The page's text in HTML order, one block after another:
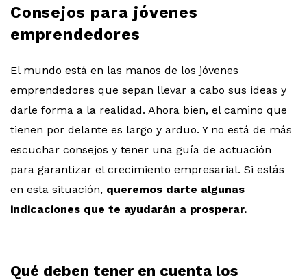
g
Consejos para jóvenes
emprendedores
El mundo está en las manos de los jóvenes
emprendedores que sepan llevar a cabo sus ideas y
darle forma a la realidad. Ahora bien, el camino que
tienen por delante es largo y arduo. Y no está de más
escuchar consejos y tener una guía de actuación
para garantizar el crecimiento empresarial. Si estás
en esta situación, queremos darte algunas
indicaciones que te ayudarán a prosperar.
Qué deben tener en cuenta los